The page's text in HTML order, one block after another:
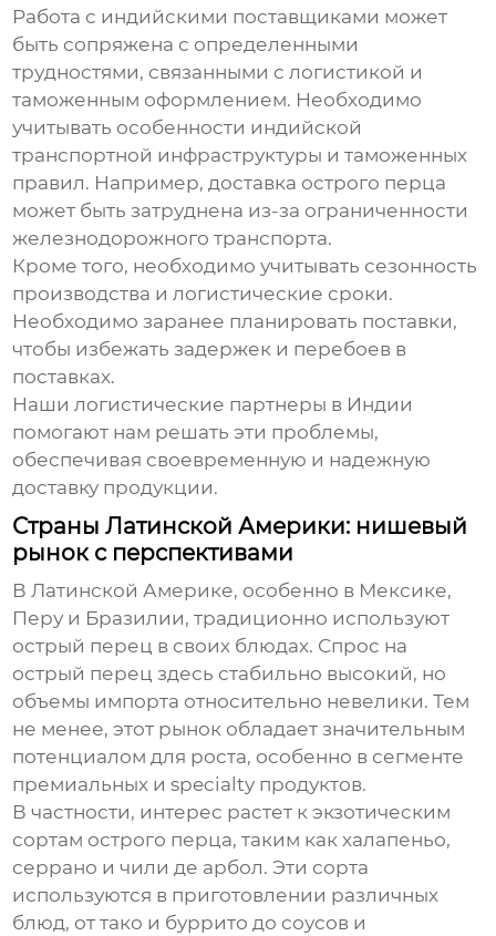
Работа с индийскими поставщиками может
быть сопряжена с определенными
трудностями, связанными с логистикой и
таможенным оформлением. Необходимо
учитывать особенности индийской
транспортной инфраструктуры и таможенных
правил. Например, доставка острого перца
может быть затруднена из-за ограниченности
железнодорожного транспорта.
Кроме того, необходимо учитывать сезонность
производства и логистические сроки.
Необходимо заранее планировать поставки,
чтобы избежать задержек и перебоев в
поставках.
Наши логистические партнеры в Индии
помогают нам решать эти проблемы,
обеспечивая своевременную и надежную
доставку продукции.
Страны Латинской Америки: нишевый
рынок с перспективами
В Латинской Америке, особенно в Мексике,
Перу и Бразилии, традиционно используют
острый перец в своих блюдах. Спрос на
острый перец здесь стабильно высокий, но
объемы импорта относительно невелики. Тем
не менее, этот рынок обладает значительным
потенциалом для роста, особенно в сегменте
премиальных и specialty продуктов.
В частности, интерес растет к экзотическим
сортам острого перца, таким как халапеньо,
серрано и чили де арбол. Эти сорта
используются в приготовлении различных
блюд, от тако и буррито до соусов и